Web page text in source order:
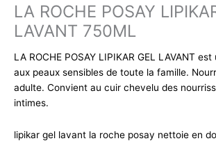
LA ROCHE POSAY
LAVANT 750ML
LA ROCHE POSAY LIPIKAR GEL LAVANT
aux peaux sensibles de toute la famille.
adulte. Convient au cuir chevelu des
intimes.
lipikar gel lavant la roche posay nettoie en